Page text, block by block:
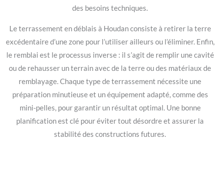
des besoins techniques.
Le terrassement en déblais à Houdan consiste à retirer la terre
excédentaire d’une zone pour l’utiliser ailleurs ou l’éliminer. Enfin,
le remblai est le processus inverse : il s’agit de remplir une cavité
ou de rehausser un terrain avec de la terre ou des matériaux de
remblayage. Chaque type de terrassement nécessite une
préparation minutieuse et un équipement adapté, comme des
mini-pelles, pour garantir un résultat optimal. Une bonne
planification est clé pour éviter tout désordre et assurer la
stabilité des constructions futures.